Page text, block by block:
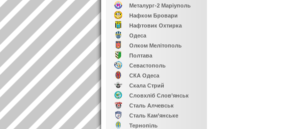
Металург-2 Маріуполь
Нафком Бровари
Нафтовик Охтирка
Одеса
Олком Мелітополь
Полтава
Севастополь
СКА Одеса
Скала Стрий
Словхліб Слов’янськ
Сталь Алчевськ
Сталь Кам’янське
Тернопіль